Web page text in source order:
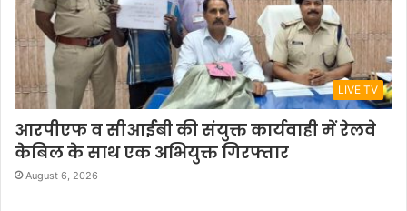
LIVE TV
आरपीएफ व सीआईबी की संयुक्त कार्यवाही में रेलवे
केबिल के साथ एक अभियुक्त गिरफ्तार
August 6, 2026